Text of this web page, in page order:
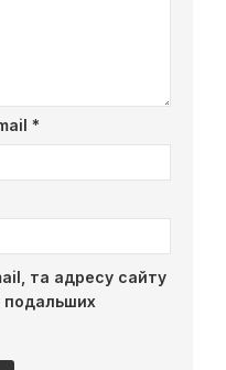
*
та адресу сайту
подальших